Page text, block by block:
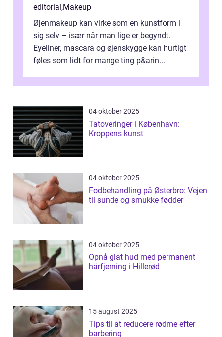
editorial,Makeup
Øjenmakeup kan virke som en kunstform i
sig selv – især når man lige er begyndt.
Eyeliner, mascara og øjenskygge kan hurtigt
føles som lidt for mange ting p&arin...
04 oktober 2025
Tatoveringer i København:
Kroppens kunst
04 oktober 2025
Fodbehandling på Østerbro: Vejen
til sunde og smukke fødder
04 oktober 2025
Opnå glat hud med permanent
hårfjerning i Hillerød
15 august 2025
Tips til at reducere rødme efter
barbering